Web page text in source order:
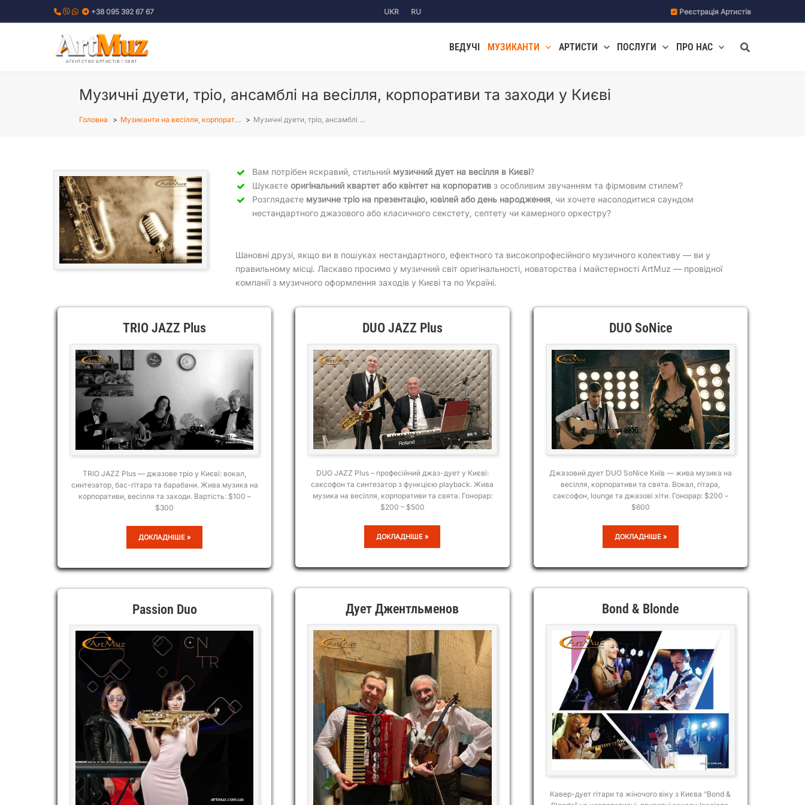
до
+38 095 392 67 67 UKR RU Реєстрація Артистів
АГЕНТСТВО АРТИСТІВ І СВЯТ
ВЕДУЧІ МУЗИКАНТИ АРТИСТИ ПОСЛУГИ ПРО НАС Пошук
Музичні дуети, тріо, ансамблі на весілля, корпоративи та заходи у Києві
Головна Музиканти на весілля, корпорат… Музичні дуети, тріо, ансамблі …
Вам потрібен яскравий, стильний музичний дует на весілля в Києві?
Шукаєте оригінальний квартет або квінтет на корпоративз особливим звучанням та фірмовим стилем?
Розглядаєте музичне тріо на презентацію, ювілей або день народження, чи хочете насолодитися саундом
нестандартного джазового або класичного секстету, септету чи камерного оркестру?
Шановні друзі, якщо ви в пошуках нестандартного, ефектного та високопрофесійного музичного колективу — ви у
правильному місці. Ласкаво просимо у музичний світ оригінальності, новаторства і майстерності ArtMuz — провідної
компанії з музичного оформлення заходів у Києві та по Україні.
TRIO JAZZ Plus
TRIO JAZZ Plus — джазове тріо у Києві: вокал,
синтезатор, бас-гітара та барабани. Жива музика на
корпоративи, весілля та заходи. Вартість: $100 –
$300
TRIO
JAZZ
ДОКЛАДНІШЕ »
DUO JAZZ Plus
DUO JAZZ Plus – професійний джаз-дует у Києві:
саксофон та синтезатор з функцією playback. Жива
музика на весілля, корпоративи та свята. Гонорар:
$200 – $500
DUO
JAZZ
ДОКЛАДНІШЕ »
DUO SoNice
Джазовий дует DUO SoNice Київ — жива музика на
весілля, корпоративи та свята. Вокал, гітара,
саксофон, lounge та джазові хіти. Гонорар: $200 –
$600
DUO
SONICE
ДОКЛАДНІШЕ »
Bond & Blonde
Кавер-дует гітари та жіночого віку з Києва “Bond &
Дует Джентльменов
Passion Duo